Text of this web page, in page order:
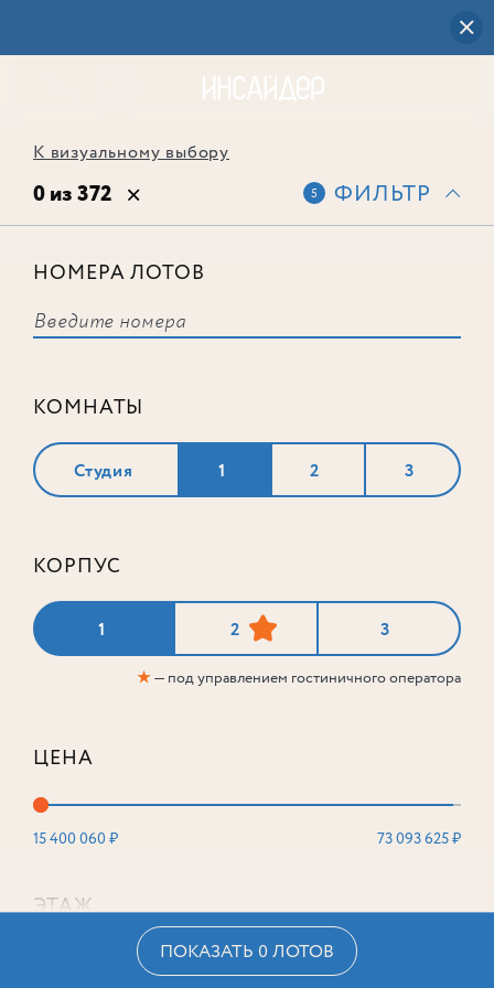
К визуальному выбору
0 из 372 5 ФИЛЬТР
НОМЕРА ЛОТОВ
КОМНАТЫ
Студия 1 2 3
КОРПУС
1 2 3
★— под управлением гостиничного оператора
ЦЕНА
15 400 060 ₽ 73 093 625 ₽
ЭТАЖ
ПОКАЗАТЬ 0 ЛОТОВ
соответствует ни одного лота